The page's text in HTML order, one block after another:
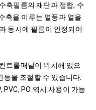
축필름의 재단과 접합, 수
축을 이루는 열풍과 열을
동시에 필름이 안정되어
트롤패널이 위치해 있으
등을 조절할 수 있습니다.
PVC, PO 역시 사용이 가능